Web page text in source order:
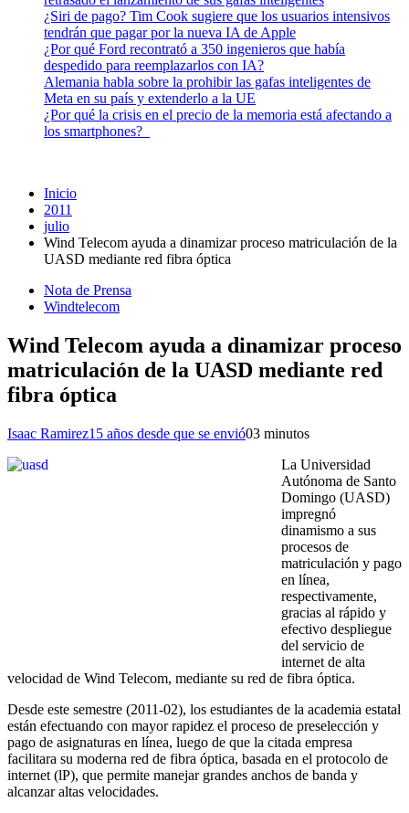
¿Siri de pago? Tim Cook sugiere que los usuarios intensivos
tendrán que pagar por la nueva IA de Apple
¿Por qué Ford recontrató a 350 ingenieros que había
despedido para reemplazarlos con IA?
Alemania habla sobre la prohibir las gafas inteligentes de
Meta en su país y extenderlo a la UE
¿Por qué la crisis en el precio de la memoria está afectando a
los smartphones?
Inicio
2011
julio
Wind Telecom ayuda a dinamizar proceso matriculación de la
UASD mediante red fibra óptica
Nota de Prensa
Windtelecom
Wind Telecom ayuda a dinamizar proceso
matriculación de la UASD mediante red
fibra óptica
Isaac Ramirez15 años desde que se envió03 minutos
La Universidad
Autónoma de Santo
Domingo (UASD)
impregnó
dinamismo a sus
procesos de
matriculación y pago
en línea,
respectivamente,
gracias al rápido y
efectivo despliegue
del servicio de
internet de alta
velocidad de Wind Telecom, mediante su red de fibra óptica.
Desde este semestre (2011-02), los estudiantes de la academia estatal
están efectuando con mayor rapidez el proceso de preselección y
pago de asignaturas en línea, luego de que la citada empresa
facilitara su moderna red de fibra óptica, basada en el protocolo de
internet (lP), que permite manejar grandes anchos de banda y
alcanzar altas velocidades.